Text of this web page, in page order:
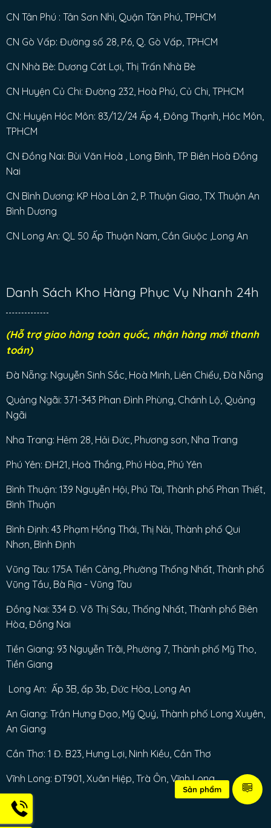
CN Tân Phú : Tân Sơn Nhì, Quận Tân Phú, TPHCM
CN Gò Vấp: Đường số 28, P.6, Q. Gò Vấp, TPHCM
CN Nhà Bè: Dương Cát Lợi, Thị Trấn Nhà Bè
CN Huyện Củ Chi: Đường 232, Hoà Phú, Củ Chi, TPHCM
CN: Huyện Hóc Môn: 83/12/24 Ấp 4, Đông Thạnh, Hóc Môn,
TPHCM
CN Đồng Nai: Bùi Văn Hoà , Long Bình, TP Biên Hoà Đồng
Nai
CN Bình Dương: KP Hòa Lân 2, P. Thuận Giao, TX Thuận An
Bình Dương
CN Long An: QL 50 Ấp Thuận Nam, Cần Giuộc ,Long An
Danh Sách Kho Hàng Phục Vụ Nhanh 24h
(Hỗ trợ giao hàng toàn quốc, nhận hàng mới thanh
toán)
Đà Nẵng: Nguyễn Sinh Sắc, Hoà Minh, Liên Chiểu, Đà Nẵng
Quảng Ngãi: 371-343 Phan Đình Phùng, Chánh Lộ, Quảng
Ngãi
Nha Trang: Hẻm 28, Hải Đức, Phương sơn, Nha Trang
Phú Yên: ĐH21, Hoà Thắng, Phú Hòa, Phú Yên
Bình Thuận: 139 Nguyễn Hội, Phú Tài, Thành phố Phan Thiết,
Bình Thuận
Bình Định: 43 Phạm Hồng Thái, Thị Nải, Thành phố Qui
Nhơn, Bình Định
Vũng Tàu: 175A Tiền Cảng, Phường Thống Nhất, Thành phố
Vũng Tầu, Bà Rịa - Vũng Tàu
Đồng Nai: 334 Đ. Võ Thị Sáu, Thống Nhất, Thành phố Biên
Hòa, Đồng Nai
Tiền Giang: 93 Nguyễn Trãi, Phường 7, Thành phố Mỹ Tho,
Tiền Giang
Long An: Ấp 3B, ấp 3b, Đức Hòa, Long An
An Giang: Trần Hưng Đạo, Mỹ Quý, Thành phố Long Xuyên,
An Giang
Cần Thơ: 1 Đ. B23, Hưng Lợi, Ninh Kiều, Cần Thơ
Vĩnh Long: ĐT901, Xuân Hiệp, Trà Ôn, Vĩnh Long
Sản phẩm